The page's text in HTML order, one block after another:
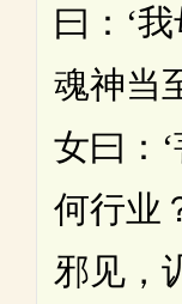
曰：‘
魂神当
女曰：
何行业
邪见，